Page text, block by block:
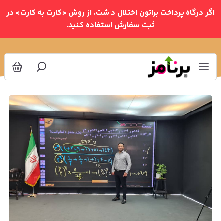
اگر درگاه پرداخت براتون اختلال داشت، از روش <کارت به کارت> در
ثبت سفارش استفاده کنید.